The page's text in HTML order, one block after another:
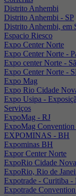
Distrito Anhembi
Distrito Anhembi - SP
Distrito Anhembi, em
Espacio Riesco
Expo Center Norte
Expo Center Norte -
Expo center Norte -
Expo Center Norte -
Expo Mag
Expo Rio Cidade
Expo Usipa -
Serviços
ExpoMag - RJ
ExpoMag Convention
EXPOMINAS - BH
Expominas BH
Expor Center Norte
ExpoRio Cidade
ExpoRio, Rio de
Expotrade - Curitiba -
Expotrade